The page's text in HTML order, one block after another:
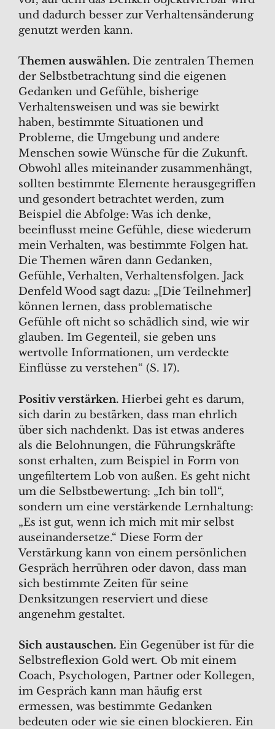
und dadurch besser zur Verhaltensänderung
genutzt werden kann.
Themen auswählen. Die zentralen Themen
der Selbstbetrachtung sind die eigenen
Gedanken und Gefühle, bisherige
Verhaltensweisen und was sie bewirkt
haben, bestimmte Situationen und
Probleme, die Umgebung und andere
Menschen sowie Wünsche für die Zukunft.
Obwohl alles miteinander zusammenhängt,
sollten bestimmte Elemente herausgegriffen
und gesondert betrachtet werden, zum
Beispiel die Abfolge: Was ich denke,
beeinflusst meine Gefühle, diese wiederum
mein Verhalten, was bestimmte Folgen hat.
Die Themen wären dann Gedanken,
Gefühle, Verhalten, Verhaltensfolgen. Jack
Denfeld Wood sagt dazu: „[Die Teilnehmer]
können lernen, dass problematische
Gefühle oft nicht so schädlich sind, wie wir
glauben. Im Gegenteil, sie geben uns
wertvolle Informationen, um verdeckte
Einflüsse zu verstehen“ (S. 17).
Positiv verstärken. Hierbei geht es darum,
sich darin zu bestärken, dass man ehrlich
über sich nachdenkt. Das ist etwas anderes
als die Belohnungen, die Führungskräfte
sonst erhalten, zum Beispiel in Form von
ungefiltertem Lob von außen. Es geht nicht
um die Selbstbewertung: „Ich bin toll“,
sondern um eine verstärkende Lernhaltung:
„Es ist gut, wenn ich mich mit mir selbst
auseinandersetze.“ Diese Form der
Verstärkung kann von einem persönlichen
Gespräch herrühren oder davon, dass man
sich bestimmte Zeiten für seine
Denksitzungen reserviert und diese
angenehm gestaltet.
Sich austauschen. Ein Gegenüber ist für die
Selbstreflexion Gold wert. Ob mit einem
Coach, Psychologen, Partner oder Kollegen,
im Gespräch kann man häufig erst
ermessen, was bestimmte Gedanken
bedeuten oder wie sie einen blockieren. Ein